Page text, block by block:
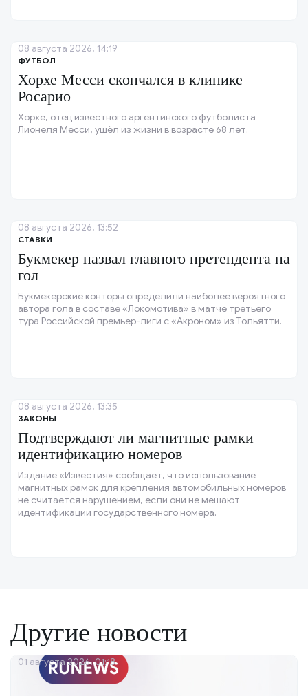
ФУТБОЛ
Хорхе Месси скончался в клинике
Росарио
Хорхе, отец известного аргентинского футболиста
Лионеля Месси, ушёл из жизни в возрасте 68 лет.
08 августа 2026, 14:19
СТАВКИ
Букмекер назвал главного претендента на
гол
Букмекерские конторы определили наиболее вероятного
автора гола в составе «Локомотива» в матче третьего
тура Российской премьер-лиги с «Акроном» из Тольятти.
08 августа 2026, 13:52
ЗАКОНЫ
Подтверждают ли магнитные рамки
идентификацию номеров
Издание «Известия» сообщает, что использование
магнитных рамок для крепления автомобильных номеров
не считается нарушением, если они не мешают
идентификации государственного номера.
08 августа 2026, 13:35
Другие новости
01 августа 2026, 01:18